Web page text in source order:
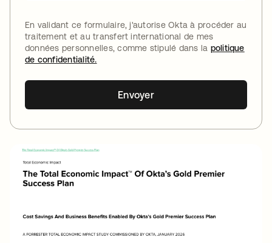
En validant ce formulaire, j'autorise Okta à procéder au
traitement et au transfert international de mes
données personnelles, comme stipulé dans la politique
de confidentialité.
Envoyer